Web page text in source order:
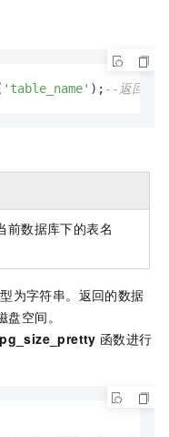
'table_name' ); --返回单
前数据库下的表名
为字符串。返回的数据
空间。
pg_size_pretty 函数进行